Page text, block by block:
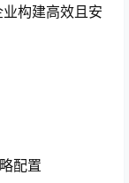
构建高效且安
配置